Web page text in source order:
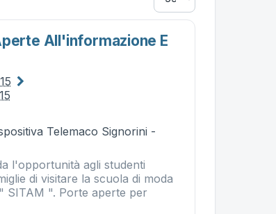
All'informazione E
Telemaco Signorini -
l'opportunità agli studenti
di visitare la scuola di moda
SITAM ". Porte aperte per